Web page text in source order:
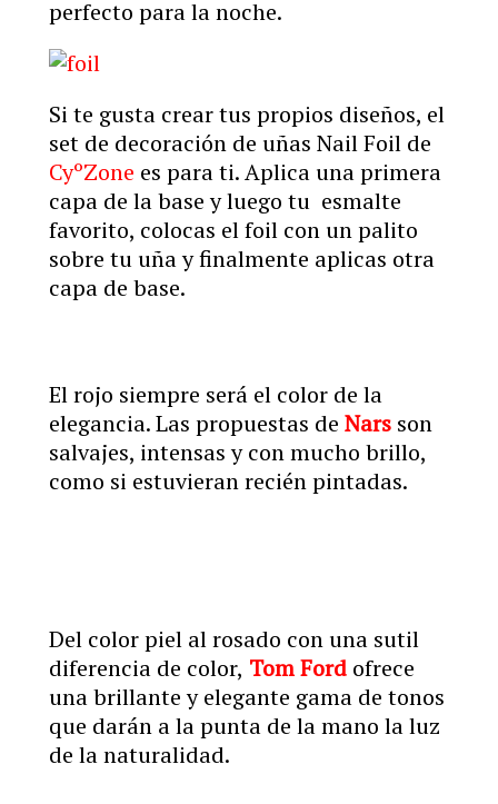
perfecto para la noche.
Si te gusta crear tus propios diseños, el
set de decoración de uñas Nail Foil de
CyºZone es para ti. Aplica una primera
capa de la base y luego tu esmalte
favorito, colocas el foil con un palito
sobre tu uña y finalmente aplicas otra
capa de base.
El rojo siempre será el color de la
elegancia. Las propuestas de Nars son
salvajes, intensas y con mucho brillo,
como si estuvieran recién pintadas.
Del color piel al rosado con una sutil
diferencia de color, Tom Ford ofrece
una brillante y elegante gama de tonos
que darán a la punta de la mano la luz
de la naturalidad.